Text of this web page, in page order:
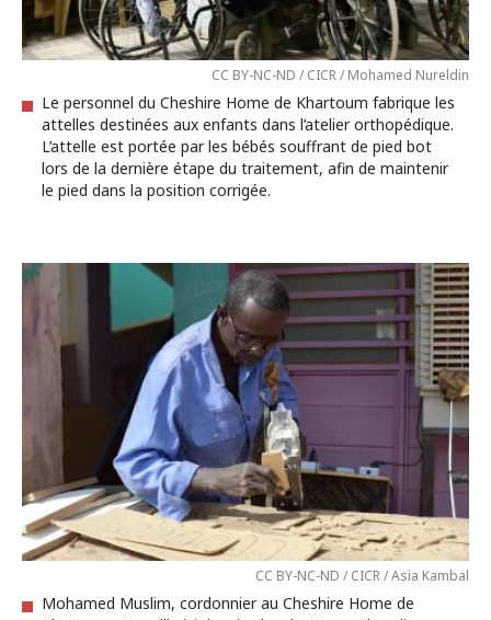
CC BY-NC-ND / CICR / Mohamed Nureldin
Le personnel du Cheshire Home de Khartoum fabrique les
attelles destinées aux enfants dans l’atelier orthopédique.
L’attelle est portée par les bébés souffrant de pied bot
lors de la dernière étape du traitement, afin de maintenir
le pied dans la position corrigée.
CC BY-NC-ND / CICR / Asia Kambal
Mohamed Muslim, cordonnier au Cheshire Home de